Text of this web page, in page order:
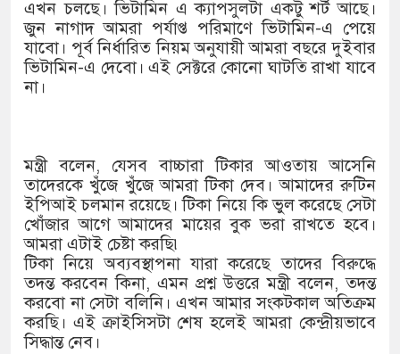
এখন চলছে। ভিটামিন এ ক্যাপসুলটা একটু শর্ট আছে।
জুন নাগাদ আমরা পর্যাপ্ত পরিমাণে ভিটামিন-এ পেয়ে
যাবো। পূর্ব নির্ধারিত নিয়ম অনুযায়ী আমরা বছরে দুইবার
ভিটামিন-এ দেবো। এই সেক্টরে কোনো ঘাটতি রাখা যাবে
না।
মন্ত্রী বলেন, যেসব বাচ্চারা টিকার আওতায় আসেনি
তাদেরকে খুঁজে খুঁজে আমরা টিকা দেব। আমাদের রুটিন
ইপিআই চলমান রয়েছে। টিকা নিয়ে কি ভুল করেছে সেটা
খোঁজার আগে আমাদের মায়ের বুক ভরা রাখতে হবে।
আমরা এটাই চেষ্টা করছি৷
টিকা নিয়ে অব্যবস্থাপনা যারা করেছে তাদের বিরুদ্ধে
তদন্ত করবেন কিনা, এমন প্রশ্ন উত্তরে মন্ত্রী বলেন, তদন্ত
করবো না সেটা বলিনি। এখন আমার সংকটকাল অতিক্রম
করছি। এই ক্রাইসিসটা শেষ হলেই আমরা কেন্দ্রীয়ভাবে
সিদ্ধান্ত নেব।